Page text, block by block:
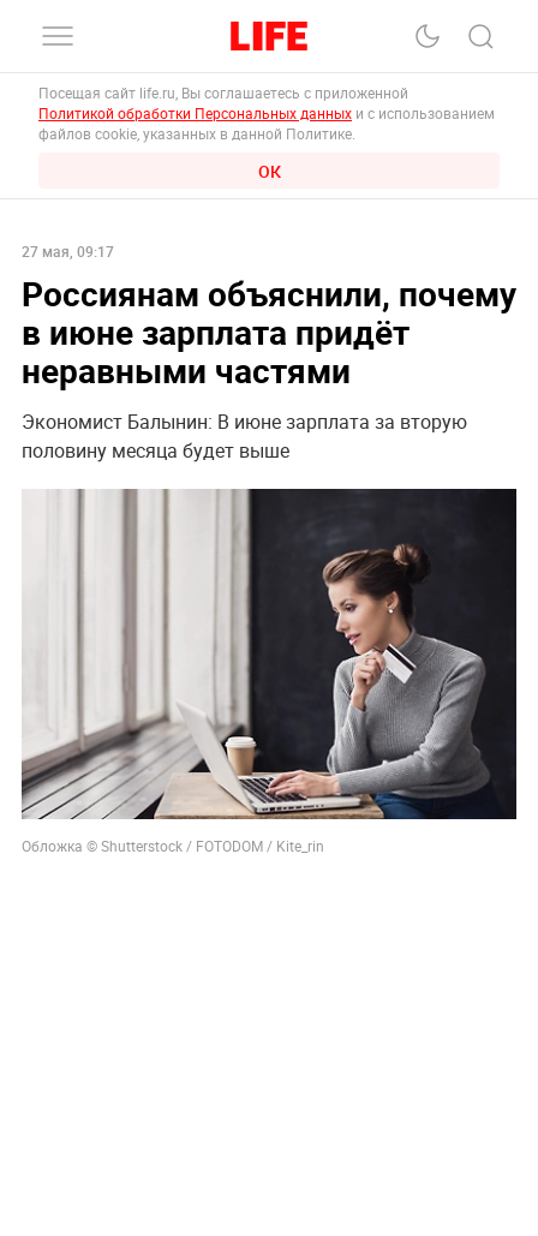
Посещая сайт life.ru, Вы соглашаетесь с приложенной
Политикой обработки Персональных данных и с использованием
файлов cookie, указанных в данной Политике.
ОК
27 мая, 09:17
Россиянам объяснили, почему
в июне зарплата придёт
неравными частями
Экономист Балынин: В июне зарплата за вторую
половину месяца будет выше
Обложка © Shutterstock / FOTODOM / Kite_rin